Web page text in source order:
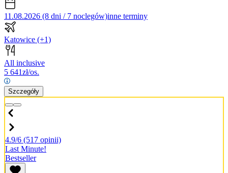
11.08.2026 (8 dni / 7 noclegów)inne terminy
Katowice (+1)
All inclusive
5 641zł/os.
Szczegóły
4.9/6 (517 opinii)
Last Minute!
Bestseller